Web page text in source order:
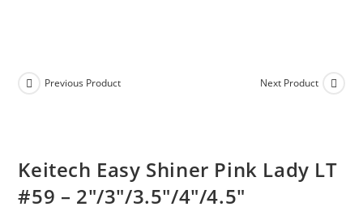
Previous Product Next Product
Keitech Easy Shiner Pink Lady LT
#59 – 2″/3″/3.5″/4″/4.5″